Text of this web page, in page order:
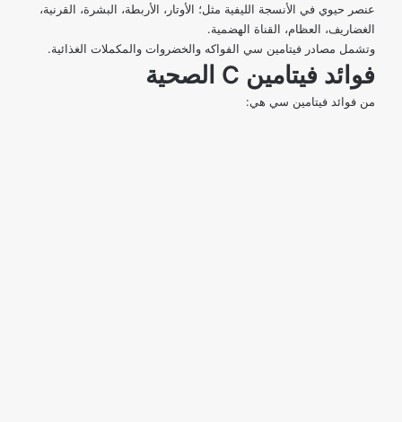
عنصر حيوي في الأنسجة الليفية مثل؛ الأوتار، الأربطة، البشرة، القرنية،
الغضاريف، العظام، القناة الهضمية.
وتشمل مصادر فيتامين سي الفواكه والخضروات والمكملات الغذائية.
فوائد فيتامين C الصحية
من فوائد فيتامين سي هي: